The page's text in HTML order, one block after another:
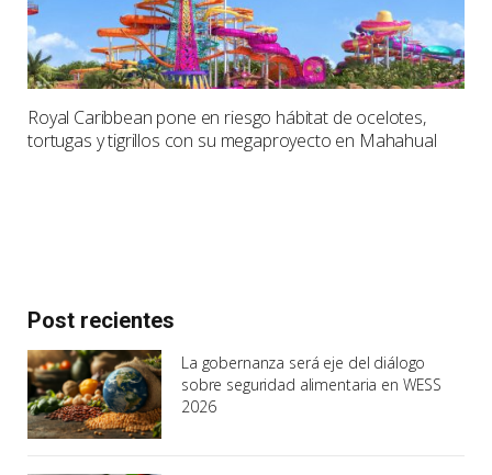
Royal Caribbean pone en riesgo hábitat de ocelotes,
tortugas y tigrillos con su megaproyecto en Mahahual
Post recientes
La gobernanza será eje del diálogo
sobre seguridad alimentaria en WESS
2026